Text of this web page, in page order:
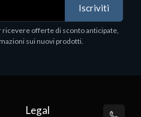
Iscriviti
offerte di sconto anticipate,
sui nuovi prodotti.
Legal